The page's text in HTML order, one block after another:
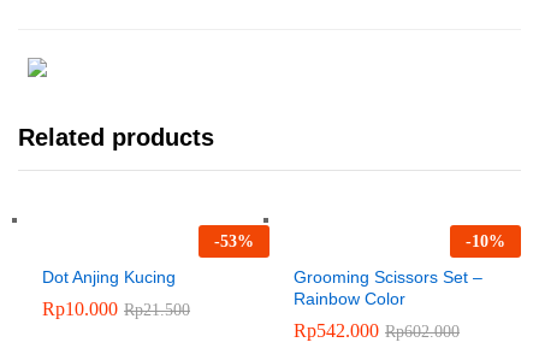
Related products
-53%
Dot Anjing Kucing
Rp10.000 Rp21.500
-10%
Grooming Scissors Set –
Rainbow Color
Rp542.000 Rp602.000